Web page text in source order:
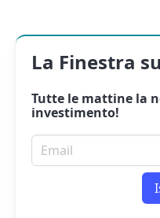
La Finestra
Tutte le mattine la
investimento!
Email per newsletter